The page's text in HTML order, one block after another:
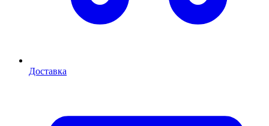
Доставка